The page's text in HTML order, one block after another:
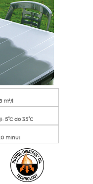
m²/l
5°C do 35°C
minut​